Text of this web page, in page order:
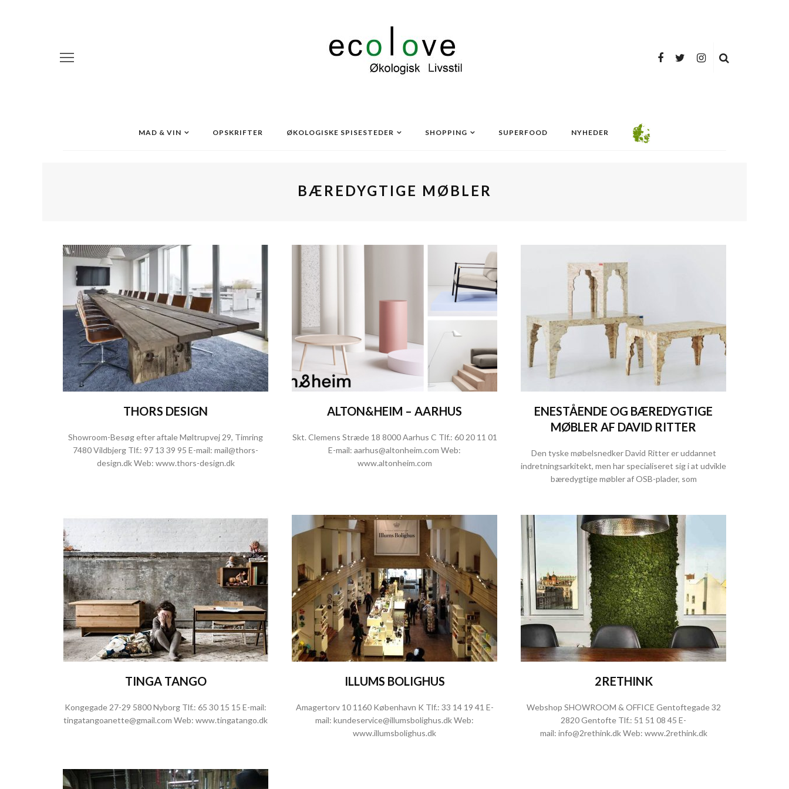
MAD & VIN OPSKRIFTER ØKOLOGISKE SPISESTEDER SHOPPING SUPERFOOD NYHEDER
BÆREDYGTIGE MØBLER
THORS DESIGN
Showroom-Besøg efter aftale Møltrupvej 29, Timring
7480 Vildbjerg Tlf.: 97 13 39 95 E-mail: mail@thors-
design.dkWeb: www.thors-design.dk
ALTON&HEIM – AARHUS
Skt. Clemens Stræde 18 8000 Aarhus C Tlf.: 60 20 11 01
E-mail: aarhus@altonheim.com Web:
www.altonheim.com
ENESTÅENDE OG BÆREDYGTIGE
MØBLER AF DAVID RITTER
Den tyske møbelsnedker David Ritter er uddannet
indretningsarkitekt, men har specialiseret sig i at udvikle
bæredygtige møbler af OSB-plader, som
TINGA TANGO
Kongegade 27-29 5800 Nyborg Tlf.: 65 30 15 15 E-mail:
tingatangoanette@gmail.com Web: www.tingatango.dk
ILLUMS BOLIGHUS
Amagertorv 10 1160 København K Tlf.: 33 14 19 41 E-
mail: kundeservice@illumsbolighus.dkWeb:
www.illumsbolighus.dk
2RETHINK
Webshop SHOWROOM & OFFICE Gentoftegade 32
2820 Gentofte Tlf.: 51 51 08 45 E-
mail: info@2rethink.dkWeb: www.2rethink.dk